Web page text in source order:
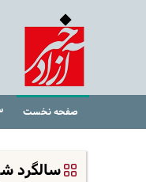
صفحه نخست
سالگرد